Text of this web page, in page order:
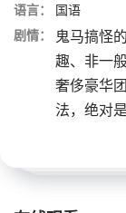
语言：
国语
剧情：
鬼马搞怪
趣、非一
奢侈豪华
法，绝对